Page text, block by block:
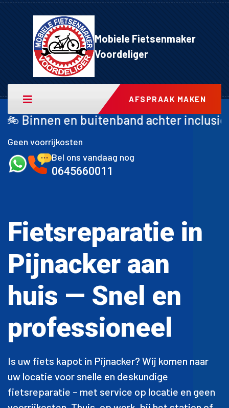
Mobiele Fietsenmaker
Voordeliger
AFSPRAAK MAKEN
achter inclusief montage met
Geen voorrijkosten
Bel ons vandaag nog
0645660011
Fietsreparatie in
Pijnacker aan
huis — Snel en
professioneel
Is uw fiets kapot in Pijnacker? Wij komen naar
uw locatie voor snelle en deskundige
fietsreparatie – met service op locatie en geen